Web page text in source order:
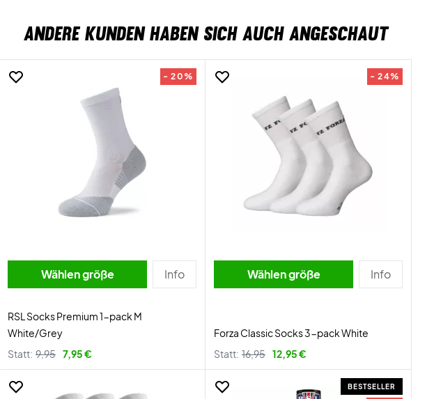
ANDERE KUNDEN HABEN SICH AUCH ANGESCHAUT
- 20%
Wählen größe Info
RSL Socks Premium 1-pack M
White/Grey
Statt: 9,95 7,95 €
- 24%
Wählen größe Info
Forza Classic Socks 3-pack White
Statt: 16,95 12,95 €
BESTSELLER